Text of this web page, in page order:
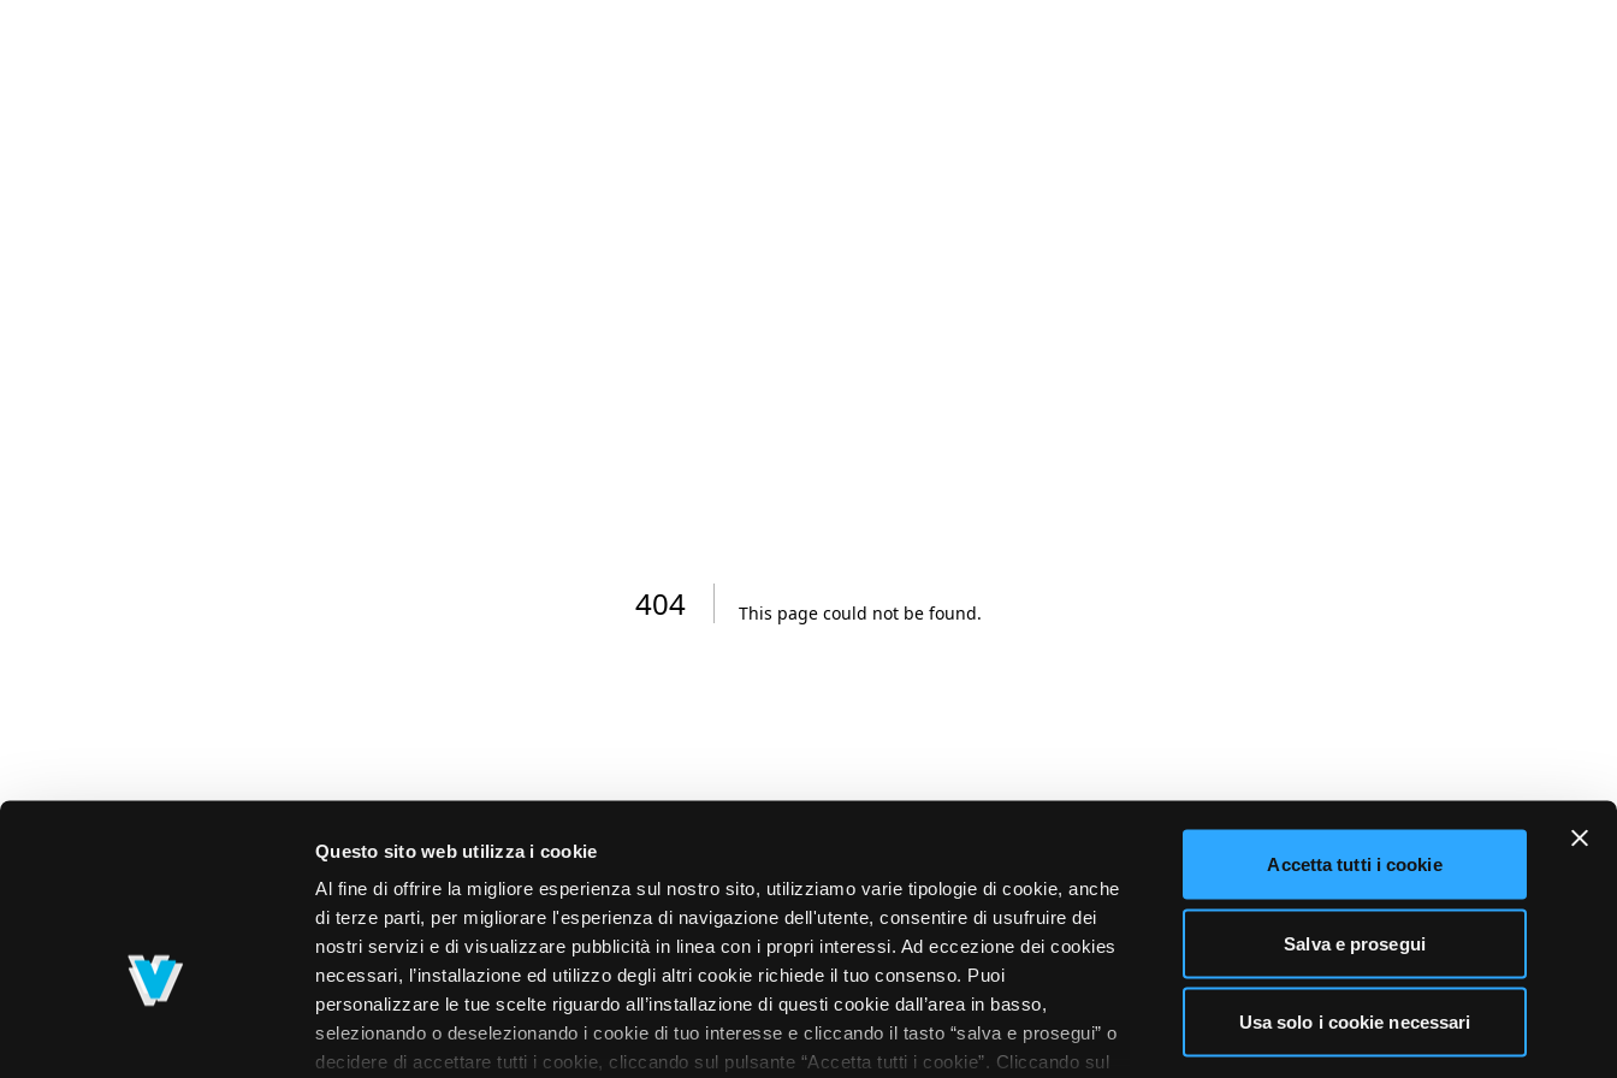
Questo sito web utilizza i cookie
Al fine di offrire la migliore esperienza sul nostro sito, utilizziamo varie tipologie di cookie, anche
di terze parti, per migliorare l'esperienza di navigazione dell'utente, consentire di usufruire dei
nostri servizi e di visualizzare pubblicità in linea con i propri interessi. Ad eccezione dei cookies
necessari, l’installazione ed utilizzo degli altri cookie richiede il tuo consenso. Puoi
personalizzare le tue scelte riguardo all’installazione di questi cookie dall’area in basso,
selezionando o deselezionando i cookie di tuo interesse e cliccando il tasto “salva e prosegui” o
decidere di accettare tutti i cookie, cliccando sul pulsante “Accetta tutti i cookie”. Cliccando sul
Accetta tutti i cookie
Salva e prosegui
Usa solo i cookie necessari
404 This page could not be found.